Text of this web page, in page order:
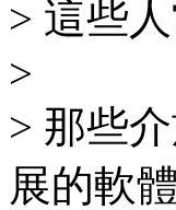
> 這些
>
> 那些
展的軟